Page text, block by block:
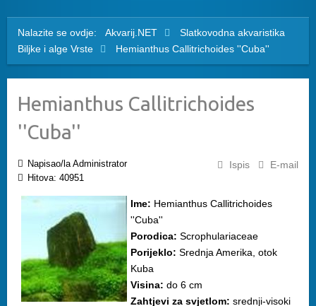
Nalazite se ovdje: Akvarij.NET
Slatkovodna akvaristika
Biljke i alge Vrste Hemianthus Callitrichoides ''Cuba''
Hemianthus Callitrichoides
''Cuba''
Ispis E-mail
Napisao/la Administrator
Hitova: 40951
Ime: Hemianthus Callitrichoides
''Cuba''
Porodica: Scrophulariaceae
Porijeklo: Srednja Amerika, otok
Kuba
Visina: do 6 cm
Zahtjevi za svjetlom: srednji-visoki